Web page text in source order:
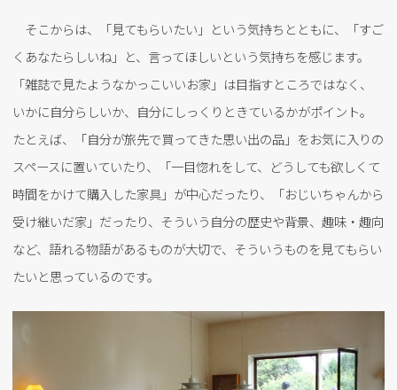
そこからは、「見てもらいたい」という気持ちとともに、「すご
くあなたらしいね」と、言ってほしいという気持ちを感じます。
「雑誌で見たようなかっこいいお家」は目指すところではなく、
いかに自分らしいか、自分にしっくりときているかがポイント。
たとえば、「自分が旅先で買ってきた思い出の品」をお気に入りの
スペースに置いていたり、「一目惚れをして、どうしても欲しくて
時間をかけて購入した家具」が中心だったり、「おじいちゃんから
受け継いだ家」だったり、そういう自分の歴史や背景、趣味・趣向
など、語れる物語があるものが大切で、そういうものを見てもらい
たいと思っているのです。